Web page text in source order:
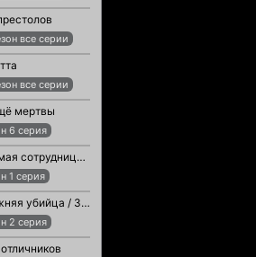
все серии
все серии
мертвы
6 серия
Любимая сотрудница / Любимый сотрудник
1 серия
Замужняя убийца / Замужняя женщина-убийца
2 серия